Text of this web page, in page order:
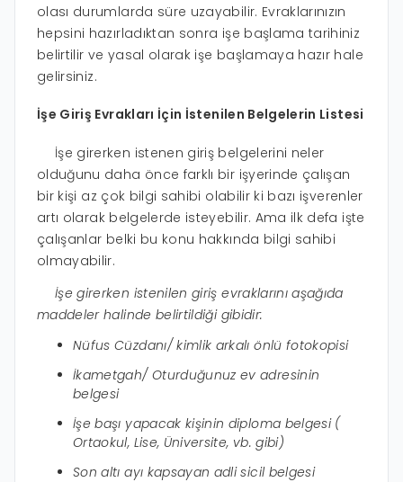
olası durumlarda süre uzayabilir. Evraklarınızın
hepsini hazırladıktan sonra işe başlama tarihiniz
belirtilir ve yasal olarak işe başlamaya hazır hale
gelirsiniz.
İşe Giriş Evrakları İçin İstenilen Belgelerin Listesi
İşe girerken istenen giriş belgelerini neler
olduğunu daha önce farklı bir işyerinde çalışan
bir kişi az çok bilgi sahibi olabilir ki bazı işverenler
artı olarak belgelerde isteyebilir. Ama ilk defa işte
çalışanlar belki bu konu hakkında bilgi sahibi
olmayabilir.
İşe girerken istenilen giriş evraklarını aşağıda
maddeler halinde belirtildiği gibidir:
Nüfus Cüzdanı/ kimlik arkalı önlü fotokopisi
İkametgah/ Oturduğunuz ev adresinin
belgesi
İşe başı yapacak kişinin diploma belgesi (
Ortaokul, Lise, Üniversite, vb. gibi)
Son altı ayı kapsayan adli sicil belgesi